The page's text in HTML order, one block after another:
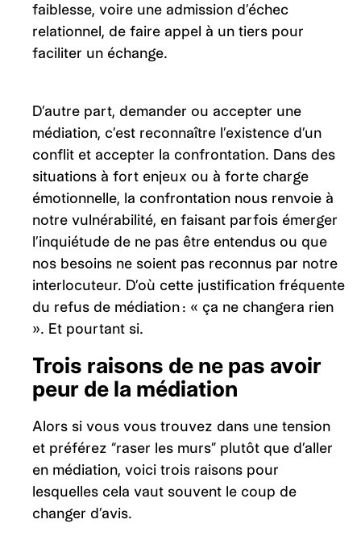
faiblesse, voire une admission d’échec
relationnel, de faire appel à un tiers pour
faciliter un échange.
D’autre part, demander ou accepter une
médiation, c’est reconnaître l’existence d’un
conflit et accepter la confrontation. Dans des
situations à fort enjeux ou à forte charge
émotionnelle, la confrontation nous renvoie à
notre vulnérabilité, en faisant parfois émerger
l’inquiétude de ne pas être entendus ou que
nos besoins ne soient pas reconnus par notre
interlocuteur. D’où cette justification fréquente
du refus de médiation : « ça ne changera rien
». Et pourtant si.
Trois raisons de ne pas avoir
peur de la médiation
Alors si vous vous trouvez dans une tension
et préférez “raser les murs” plutôt que d’aller
en médiation, voici trois raisons pour
lesquelles cela vaut souvent le coup de
changer d’avis.